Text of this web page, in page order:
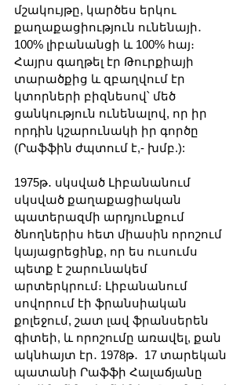
մշակույթը, կարծես երկու
քաղաքացիություն ունենայի․
100% լիբանանցի և 100% հայ։
Հայրս գաղթել էր Թուրքիայի
տարածքից և զբաղվում էր
կտորների բիզնեսով՝ մեծ
ցանկություն ունենալով, որ իր
որդին կշարունակի իր գործը
(Րաֆֆին ժպտում է,- խմբ.):
1975թ․ սկսված Լիբանանում
սկսված քաղաքացիական
պատերազմի արդյունքում
ծնողներիս հետ միասին որոշում
կայացրեցինք, որ ես ուսումս
պետք է շարունակեմ
արտերկրում։ Լիբանանում
սովորում էի ֆրանսիական
քոլեջում, շատ լավ ֆրանսերեն
գիտեի, և որոշումը առավել, քան
ակնհայտ էր․ 1978թ․  17 տարեկան
պատանի Րաֆֆի Հալաճյանը